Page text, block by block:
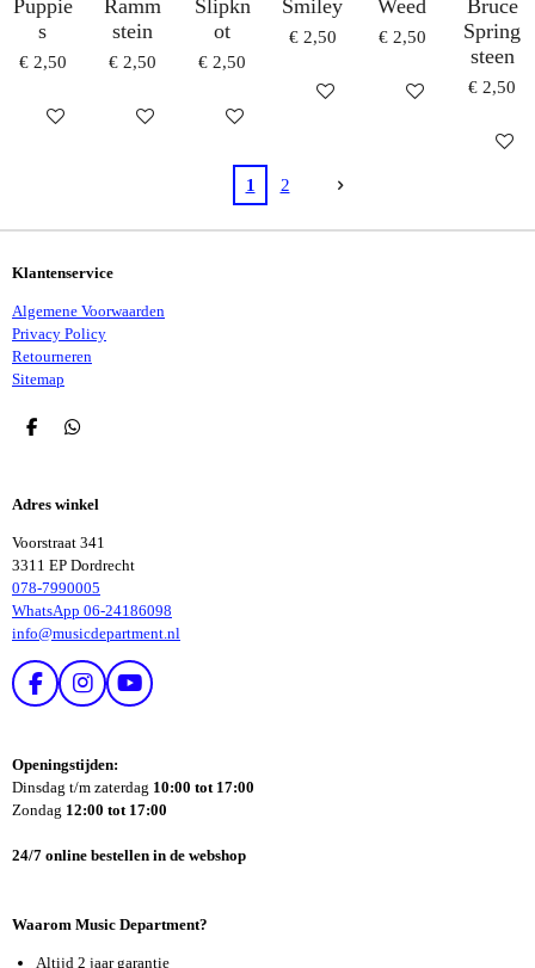
Puppie
s
€ 2,50
IN WINKELWAGEN
Ramm
stein
€ 2,50
IN WINKELWAGEN
Slipkn
ot
€ 2,50
IN WINKELWAGEN
Smiley
€ 2,50
IN WINKELWAGEN
Weed
€ 2,50
IN
Bruce
Spring
steen
€ 2,50
IN
1 2
Klantenservice
Algemene Voorwaarden
Privacy Policy
Retourneren
Sitemap
D
N
D
N
Adres winkel
Voorstraat 341
3311 EP Dordrecht
078-7990005
WhatsApp 06-24186098
info@musicdepartment.nl
F
B
O
I
T
A
R
M
Y
U
E
Openingstijden:
Dinsdag t/m zaterdag 10:00 tot 17:00
Zondag 12:00 tot 17:00
24/7 online bestellen in de webshop
Waarom Music Department?
Altijd 2 jaar garantie